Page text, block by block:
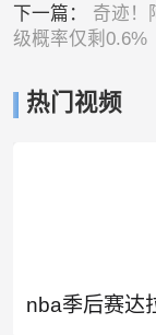
下一篇： 奇迹！
级概率仅剩0.6%
热门视频